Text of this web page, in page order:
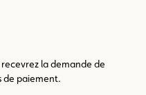
la demande de
de paiement.